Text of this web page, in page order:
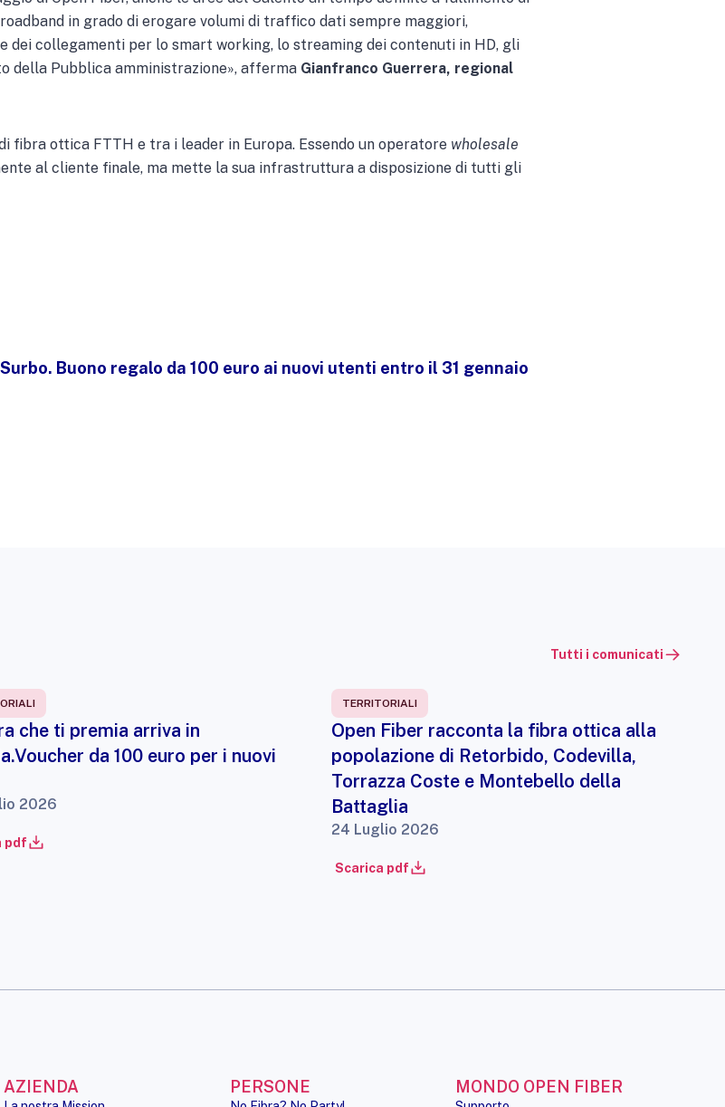
in grado di erogare volumi di traffico dati sempre maggiori,
dei collegamenti per lo smart working, lo streaming dei contenuti in HD, gli
della Pubblica amministrazione», afferma Gianfranco Guerrera, regional
fibra ottica FTTH e tra i leader in Europa. Essendo un operatore wholesale
al cliente finale, ma mette la sua infrastruttura a disposizione di tutti gli
Buono regalo da 100 euro ai nuovi utenti entro il 31 gennaio
Tutti i comunicati
che ti premia arriva in
da 100 euro per i nuovi
2026
pdf
TERRITORIALI
Open Fiber racconta la fibra ottica alla
popolazione di Retorbido, Codevilla,
Torrazza Coste e Montebello della
Battaglia
24 Luglio 2026
Scarica pdf
AZIENDA PERSONE MONDO OPEN FIBER